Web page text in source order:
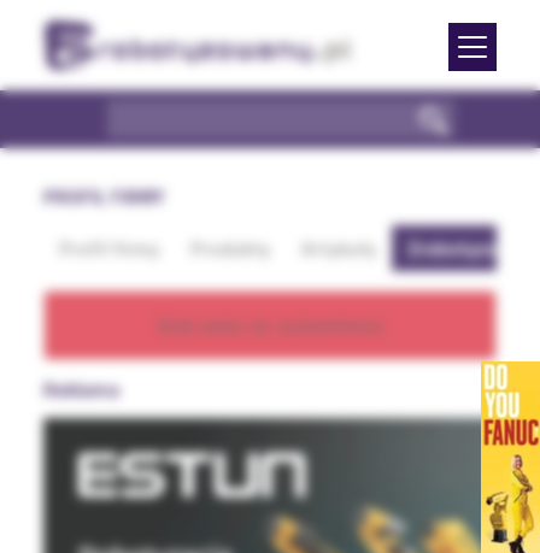
PROFIL FIRMY
Profil firmy
Produkty Artykuły
Brak wideo do wyświetlenia
Reklama